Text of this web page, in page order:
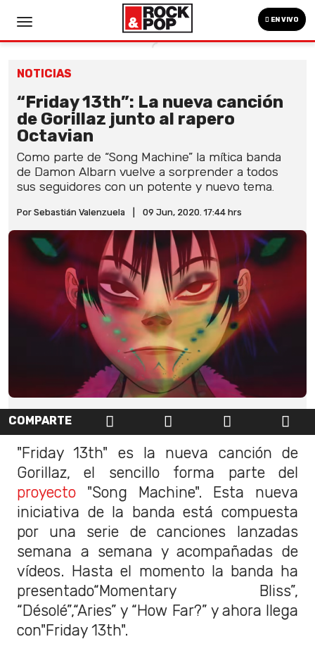
EN VIVO
NOTICIAS
“Friday 13th”: La nueva canción
de Gorillaz junto al rapero
Octavian
Como parte de “Song Machine” la mítica banda
de Damon Albarn vuelve a sorprender a todos
sus seguidores con un potente y nuevo tema.
Por Sebastián Valenzuela 09 Jun, 2020. 17:44 hrs
COMPARTE
"Friday 13th" es la nueva canción de
Gorillaz, el sencillo forma parte del
proyecto "Song Machine". Esta nueva
iniciativa de la banda está compuesta
por una serie de canciones lanzadas
semana a semana y acompañadas de
vídeos. Hasta el momento la banda ha
presentado“Momentary Bliss”,
“Désolé”,“Aries” y “How Far?” y ahora llega
con"Friday 13th".